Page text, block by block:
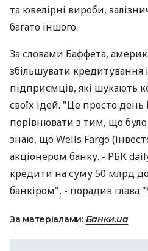
та ювелірні вироби,
багато іншого.
За словами Баффета,
збільшувати кредитування
підприємців, які шукають
своїх ідей. "Це просто день
порівнювати з тим, що було
знаю, що Wells Fargo
акціонером банку. - РБК
кредити на суму 50 млрд
банкіром", - порадив глава
За матеріалами: Банки.ua